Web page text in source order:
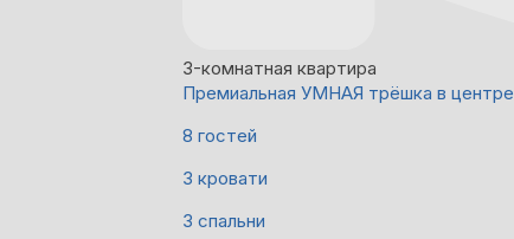
3-комнатная квартира
Премиальная УМНАЯ трёшка в центре
8 гостей
3 кровати
3 спальни